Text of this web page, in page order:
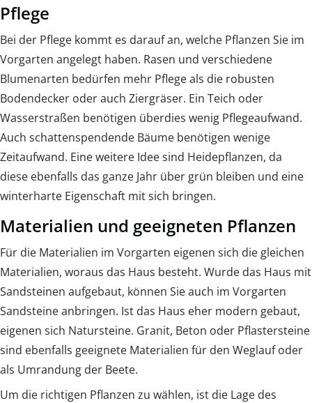
Pflege
Bei der Pflege kommt es darauf an, welche Pflanzen Sie im
Vorgarten angelegt haben. Rasen und verschiedene
Blumenarten bedürfen mehr Pflege als die robusten
Bodendecker oder auch Ziergräser. Ein Teich oder
Wasserstraßen benötigen überdies wenig Pflegeaufwand.
Auch schattenspendende Bäume benötigen wenige
Zeitaufwand. Eine weitere Idee sind Heidepflanzen, da
diese ebenfalls das ganze Jahr über grün bleiben und eine
winterharte Eigenschaft mit sich bringen.
Materialien und geeigneten Pflanzen
Für die Materialien im Vorgarten eigenen sich die gleichen
Materialien, woraus das Haus besteht. Wurde das Haus mit
Sandsteinen aufgebaut, können Sie auch im Vorgarten
Sandsteine anbringen. Ist das Haus eher modern gebaut,
eigenen sich Natursteine. Granit, Beton oder Pflastersteine
sind ebenfalls geeignete Materialien für den Weglauf oder
als Umrandung der Beete.
Um die richtigen Pflanzen zu wählen, ist die Lage des